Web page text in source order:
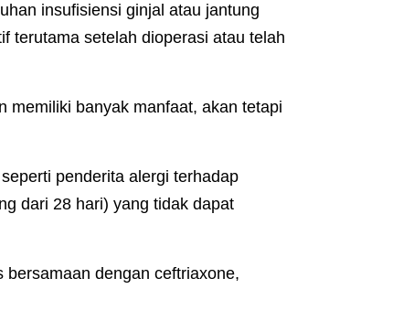
insufisiensi ginjal atau jantung
terutama setelah dioperasi atau telah
memiliki banyak manfaat, akan tetapi
penderita alergi terhadap
dari 28 hari) yang tidak dapat
dengan ceftriaxone,